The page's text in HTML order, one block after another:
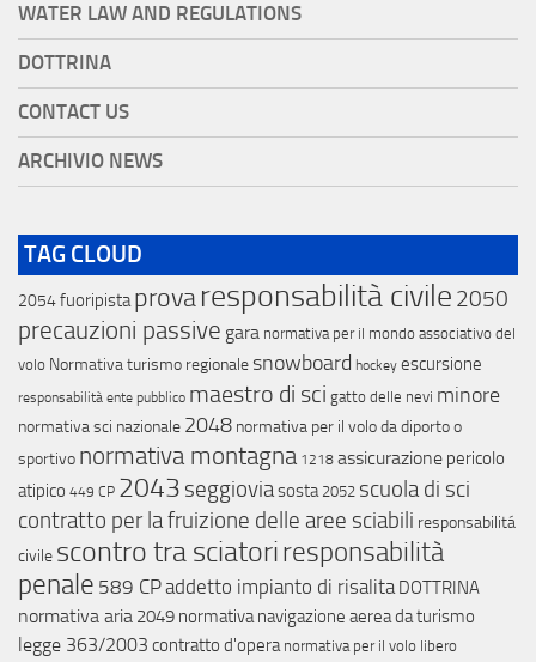
WATER LAW AND REGULATIONS
DOTTRINA
CONTACT US
ARCHIVIO NEWS
TAG CLOUD
2054fuoripista provaresponsabilità civile 2050
precauzioni passive gara normativa per il mondo associativo del
volo Normativa turismo regionale snowboard hockey escursione
responsabilità ente pubblico maestro di sci gatto delle nevi minore
normativa sci nazionale 2048 normativa per il volo da diporto o
sportivo normativa montagna 1218 assicurazione pericolo
atipico 449 CP 2043 seggioviasosta 2052 scuola di sci
contratto per la fruizione delle aree sciabili responsabilitá
civile scontro tra sciatoriresponsabilità
penale 589 CPaddetto impianto di risalita DOTTRINA
normativa aria 2049 normativa navigazione aerea da turismo
legge 363/2003 contratto d'opera normativa per il volo libero